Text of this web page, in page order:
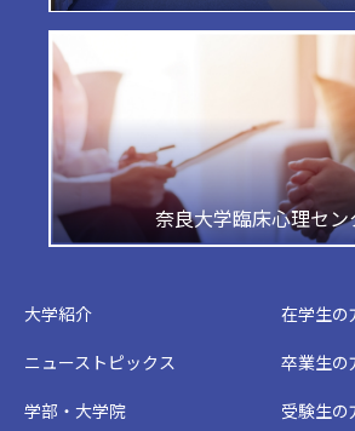
奈良大学臨床心理セン
大学紹介
ニューストピックス
学部・大学院
在学生の
卒業生の
受験生の